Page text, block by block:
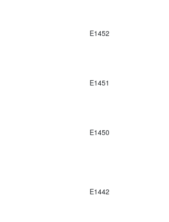
E1452
E1451
E1450
E1442